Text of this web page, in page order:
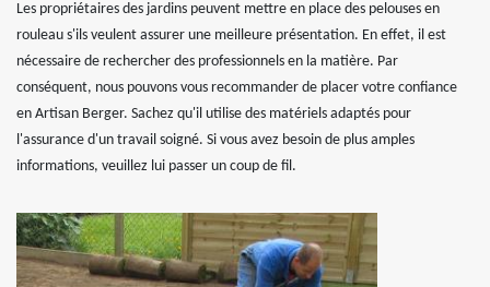
Les propriétaires des jardins peuvent mettre en place des pelouses en
rouleau s'ils veulent assurer une meilleure présentation. En effet, il est
nécessaire de rechercher des professionnels en la matière. Par
conséquent, nous pouvons vous recommander de placer votre confiance
en Artisan Berger. Sachez qu'il utilise des matériels adaptés pour
l'assurance d'un travail soigné. Si vous avez besoin de plus amples
informations, veuillez lui passer un coup de fil.